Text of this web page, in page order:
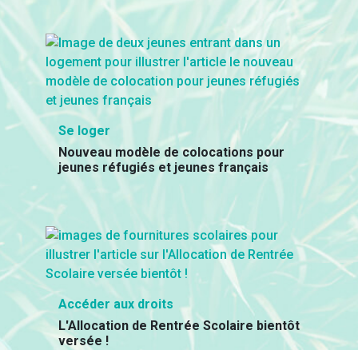
Se loger
Nouveau modèle de colocations pour
jeunes réfugiés et jeunes français
Accéder aux droits
L'Allocation de Rentrée Scolaire bientôt
versée !